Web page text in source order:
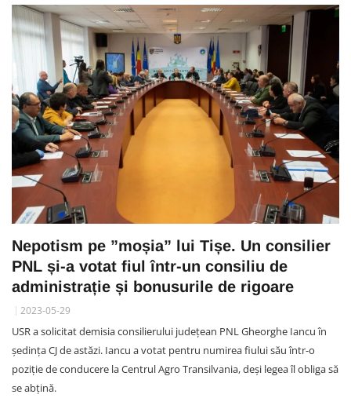
Nepotism pe ”moșia” lui Tișe. Un consilier
PNL și-a votat fiul într-un consiliu de
administrație și bonusurile de rigoare
2023-05-29
USR a solicitat demisia consilierului județean PNL Gheorghe Iancu în
ședința CJ de astăzi. Iancu a votat pentru numirea fiului său într-o
poziție de conducere la Centrul Agro Transilvania, deși legea îl obliga să
se abțină.